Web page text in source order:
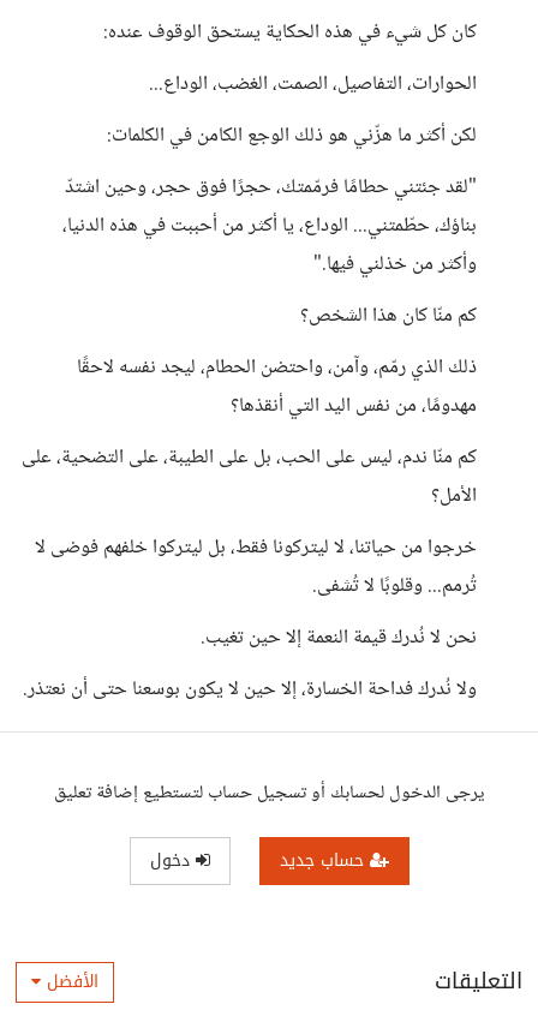
كان كل شيء في هذه الحكاية يستحق الوقوف عنده:
الحوارات، التفاصيل، الصمت، الغضب، الوداع...
لكن أكثر ما هزّني هو ذلك الوجع الكامن في الكلمات:
"لقد جئتني حطامًا فرمّمتك، حجرًا فوق حجر، وحين اشتدّ
بناؤك، حطّمتني... الوداع، يا أكثر من أحببت في هذه الدنيا،
وأكثر من خذلني فيها."
كم منّا كان هذا الشخص؟
ذلك الذي رمّم، وآمن، واحتضن الحطام، ليجد نفسه لاحقًا
مهدومًا، من نفس اليد التي أنقذها؟
كم منّا ندم، ليس على الحب، بل على الطيبة، على التضحية، على
الأمل؟
خرجوا من حياتنا، لا ليتركونا فقط، بل ليتركوا خلفهم فوضى لا
تُرمم... وقلوبًا لا تُشفى.
نحن لا نُدرك قيمة النعمة إلا حين تغيب.
ولا نُدرك فداحة الخسارة، إلا حين لا يكون بوسعنا حتى أن نعتذر.
يرجى الدخول لحسابك أو تسجيل حساب لتستطيع إضافة تعليق
حساب جديد دخول
التعليقات الأفضل